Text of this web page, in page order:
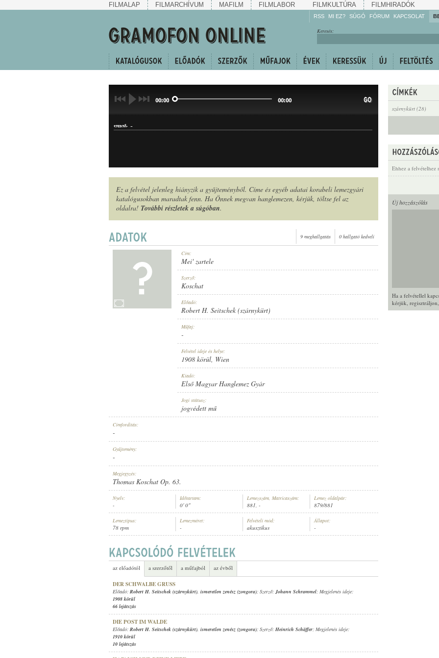
FILMALAP FILMARCHÍVUM MAFILM FILMLABOR FILMKULTÚRA FILMHIRADÓK
RSS MI EZ? SÚGÓ
Gyarapítsa!
FÓRUM KAPCSOLAT
Keresés:
szárnykürt (28)
Ehhez a felvételhez
Új hozzászólás
Ha a felvétellel
kérjük, regisztráljon
00:00 00:00 GO
SZERZŐ: -
MŰFAJ:
1908 KÖRÜL
Ez a felvétel jelenleg hiányzik a gyűjteményből. Címe és egyéb adatai korabeli lemezgyári
katalógusokban maradtak fenn. Ha Önnek megvan hanglemezen, kérjük, töltse fel az
oldalra! További részletek a súgóban.
9 meghallgatás 0 hallgató kedveli
Cím:
Mei' zartele
Szerző:
Koschat
Előadó:
Robert H. Seitschek (szárnykürt)
Műfaj:
-
Felvétel ideje és helye:
1908 körül, Wien
Kiadó:
Első Magyar Hanglemez Gyár
Jogi státusz:
jogvédett mű
Címfordítás:
-
Gyűjtemény:
-
Megjegyzés:
Thomas Koschat Op. 63.
Nyelv:
-
Időtartam:
0' 0"
Lemezszám, Matricaszám:
881, -
Lemez oldalpár:
879/881
Lemeztípus:
78 rpm
Lemezméret:
-
Felvételi mód:
akusztikus
Állapot:
-
az előadótól a szerzőtől a műfajból az évből
DER SCHWALBE GRUSS
Előadó: Robert H. Seitschek (szárnykürt), ismeretlen zenész (zongora); Szerző:Johann Schrammel; Megjelenés ideje:
1908 körül
66 lejátszás
DIE POST IM WALDE
Előadó: Robert H. Seitschek (szárnykürt), ismeretlen zenész (zongora); Szerző: Heinrich Schäffer; Megjelenés ideje:
1910 körül
10 lejátszás